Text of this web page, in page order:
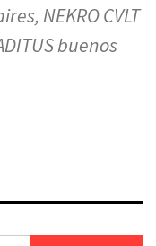
NEKRO CVLT
buenos